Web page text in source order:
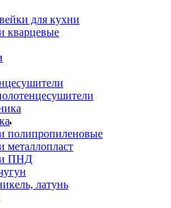
для кухни
кварцевые
полипропиленовые
металлопласт
ПНД
латунь